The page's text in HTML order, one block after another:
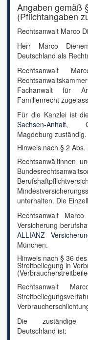
Angaben gemäß
(Pflichtangaben
Rechtsanwalt Marco
Herr Marco
Deutschland als
Rechtsanwalt
Fachanwalt für
Familienrecht
Für die Kanzlei ist
Sachsen-Anhalt,
Magdeburg zuständig.
Hinweis nach § 2
Rechtsanwältinnen
unterhalten. Die
Rechtsanwalt
Versicherung
ALLIANZ
München.
Hinweis nach § 36
Streitbeilegung in
Rechtsanwalt
Die zuständige
Deutschland ist: